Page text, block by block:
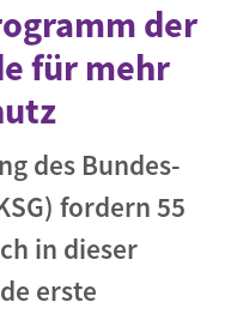
der
für mehr
des Bundes-
fordern 55
in dieser
erste